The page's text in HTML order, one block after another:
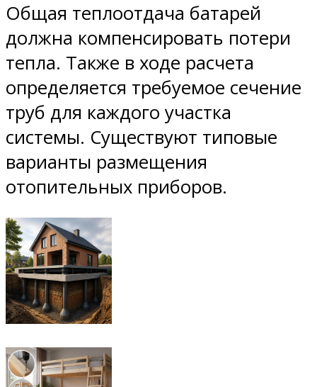
Общая теплоотдача батарей
должна компенсировать потери
тепла. Также в ходе расчета
определяется требуемое сечение
труб для каждого участка
системы. Существуют типовые
варианты размещения
отопительных приборов.